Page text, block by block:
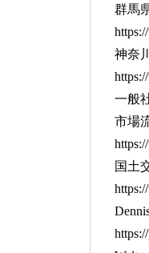
群馬
神奈
一般
市場
国土